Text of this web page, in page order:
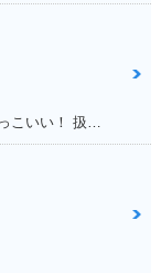
満足ポイント:大きなボディと、前から見た顔がかっこいい！ 扱いきれないほどの圧倒的なパワー！キャップなどは色を合わせています！